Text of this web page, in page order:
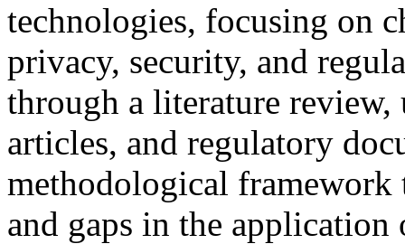
technologies, focusing on
privacy, security, and
through a literature review,
articles, and regulatory
methodological
and gaps in the